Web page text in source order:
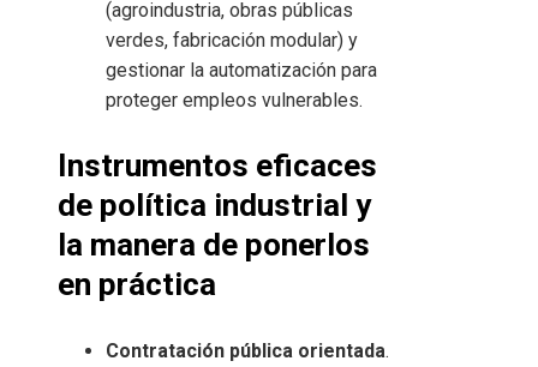
(agroindustria, obras públicas
verdes, fabricación modular) y
gestionar la automatización para
proteger empleos vulnerables.
Instrumentos eficaces
de política industrial y
la manera de ponerlos
en práctica
Contratación pública orientada.